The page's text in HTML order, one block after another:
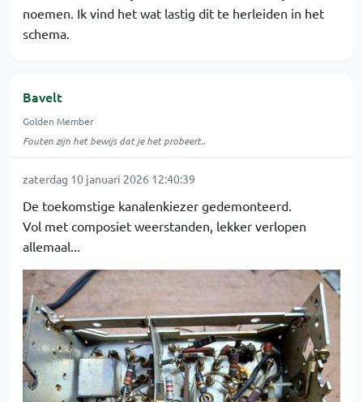
noemen. Ik vind het wat lastig dit te herleiden in het
schema.
Bavelt
Golden Member
Fouten zijn het bewijs dat je het probeert..
zaterdag 10 januari 2026 12:40:39
De toekomstige kanalenkiezer gedemonteerd.
Vol met composiet weerstanden, lekker verlopen
allemaal...